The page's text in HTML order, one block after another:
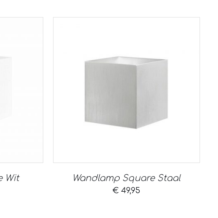
Wit Wandlamp Square Staal
€ 49,95